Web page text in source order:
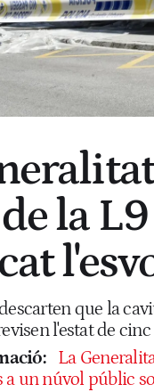
la
que la
l'estat de
La
a un núvol públic